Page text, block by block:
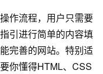
作流程，用户只需要
引进行简单的内容填
完善的网站。特别适
你懂得HTML、CSS